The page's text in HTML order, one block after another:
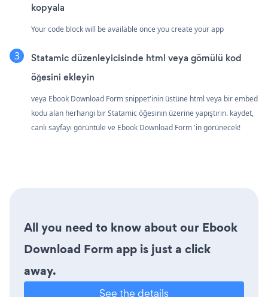
kopyala
Your code block will be available once you create your app
Statamic düzenleyicisinde html veya gömülü kod
öğesini ekleyin
veya Ebook Download Form snippet'inin üstüne html veya bir embed
kodu alan herhangi bir Statamic öğesinin üzerine yapıştırın. kaydet,
canlı sayfayı görüntüle ve Ebook Download Form 'in görünecek!
All you need to know about our Ebook
Download Form app is just a click
away.
See the details